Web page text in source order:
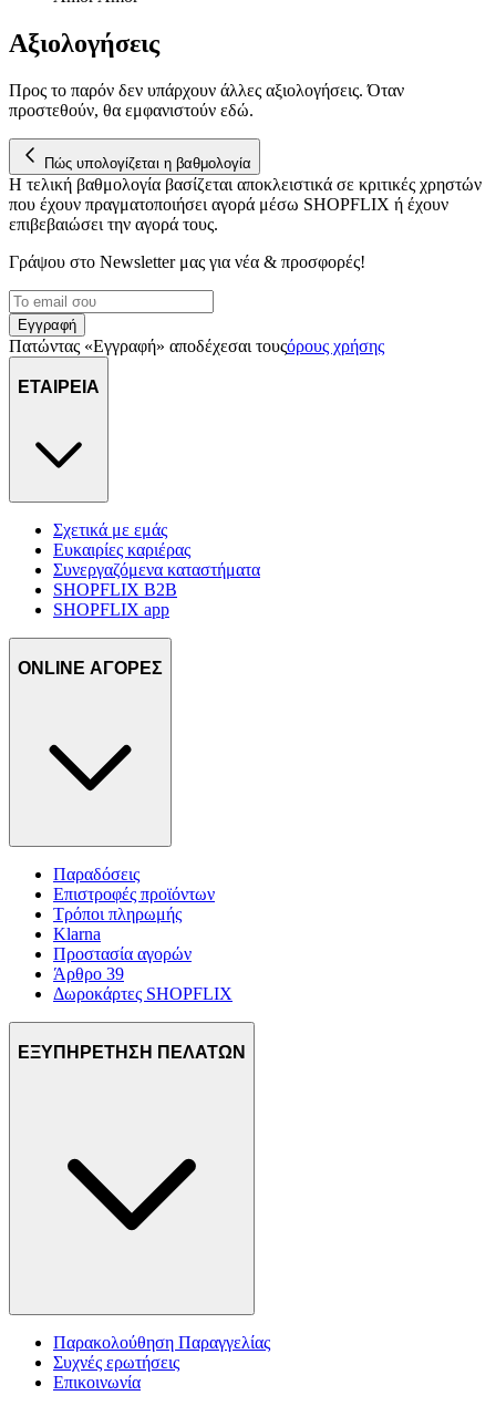
διεύθυνση IP σας, χρησιμοποιώντας τεχνολογία όπως cookies
για να αποθηκεύουμε και να έχουμε πρόσβαση σε πληροφορίες
στη συσκευή σας, με σκοπό την προβολή εξατομικευμένων
διαφημίσεων και περιεχομένου, τις μετρήσεις σχετικά με
μας και την ανάπτυξη προϊόντων. Επίσης, κοινοποιούμε
πληροφορίες σχετικά με την από μέρους σας χρήση της
τοποθεσίας μας στους συνεργάτες μέσων κοινωνικής
δικτύωσης, διαφημίσεων και ανάλυσης.
Αξιολογήσεις
Προς το παρόν δεν υπάρχουν άλλες αξιολογήσεις. Όταν
προστεθούν, θα εμφανιστούν εδώ.
Πώς υπολογίζεται η βαθμολογία
Η τελική βαθμολογία βασίζεται αποκλειστικά σε κριτικές χρηστών
που έχουν πραγματοποιήσει αγορά μέσω SHOPFLIX ή έχουν
επιβεβαιώσει την αγορά τους.
Γράψου στο Νewsletter μας για νέα & προσφορές!
Εγγραφή
Πατώντας «Εγγραφή» αποδέχεσαι τουςόρους χρήσης
ΕΤΑΙΡΕΙΑ
Σχετικά με εμάς
Ευκαιρίες καριέρας
Συνεργαζόμενα καταστήματα
SHOPFLIX B2B
SHOPFLIX app
ONLINE ΑΓΟΡΕΣ
Παραδόσεις
Επιστροφές προϊόντων
Τρόποι πληρωμής
Klarna
Προστασία αγορών
Άρθρο 39
Δωροκάρτες SHOPFLIX
ΕΞΥΠΗΡΕΤΗΣΗ ΠΕΛΑΤΩΝ
Παρακολούθηση Παραγγελίας
Συχνές ερωτήσεις
Επικοινωνία